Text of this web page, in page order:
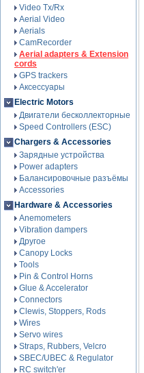
Video Tx/Rx
Aerial Video
Aerials
CamRecorder
Aerial adapters & Extension
cords
GPS trackers
Аксессуары
Electric Motors
Двигатели бесколлекторные
Speed Controllers (ESC)
Chargers & Accessories
Зарядные устройства
Power adapters
Балансировочные разъёмы
Accessories
Hardware & Accessories
Anemometers
Vibration dampers
Другое
Canopy Locks
Tools
Pin & Control Horns
Glue & Accelerator
Connectors
Clewis, Stoppers, Rods
Wires
Servo wires
Straps, Rubbers, Velcro
SBEC/UBEC & Regulator
RC switch'er